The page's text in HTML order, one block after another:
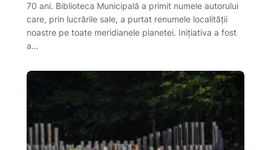
70 ani. Biblioteca Municipală a primit numele autorului
care, prin lucrările sale, a purtat renumele localităţii
noastre pe toate meridianele planetei. Iniţiativa a fost
a…